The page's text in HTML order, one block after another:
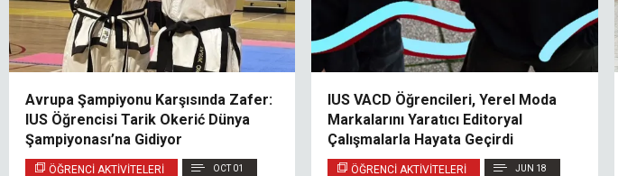
Avrupa Şampiyonu Karşısında Zafer:
IUS Öğrencisi Tarik Okerić Dünya
Şampiyonası’na Gidiyor
ÖĞRENCI AKTIVITELERI OCT 01
IUS VACD Öğrencileri, Yerel Moda
Markalarını Yaratıcı Editoryal
Çalışmalarla Hayata Geçirdi
ÖĞRENCI AKTIVITELERI JUN 18